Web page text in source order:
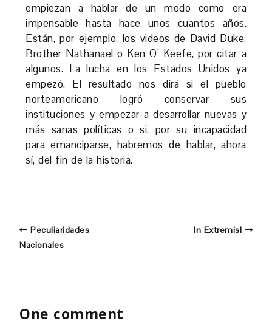
empiezan a hablar de un modo como era
impensable hasta hace unos cuantos años.
Están, por ejemplo, los videos de David Duke,
Brother Nathanael o Ken O’ Keefe, por citar a
algunos. La lucha en los Estados Unidos ya
empezó. El resultado nos dirá si el pueblo
norteamericano logró conservar sus
instituciones y empezar a desarrollar nuevas y
más sanas políticas o si, por su incapacidad
para emanciparse, habremos de hablar, ahora
sí, del fin de la historia.
Peculiaridades
Nacionales
In Extremis!
One comment